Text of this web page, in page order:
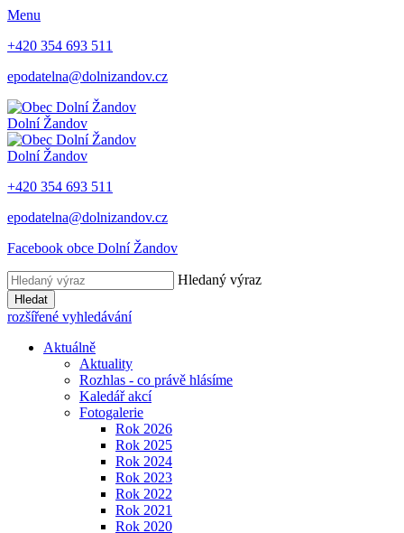
Menu
+420 354 693 511
epodatelna@dolnizandov.cz
Dolní Žandov
Dolní Žandov
+420 354 693 511
epodatelna@dolnizandov.cz
Facebook obce Dolní Žandov
Hledaný výraz
Hledat
rozšířené vyhledávání
Aktuálně
Aktuality
Rozhlas - co právě hlásíme
Kaledář akcí
Fotogalerie
Rok 2026
Rok 2025
Rok 2024
Rok 2023
Rok 2022
Rok 2021
Rok 2020